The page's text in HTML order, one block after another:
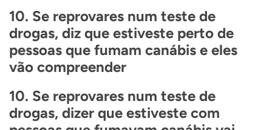
10. Se reprovares num teste de
drogas, diz que estiveste perto de
pessoas que fumam canábis e eles
vão compreender
10. Se reprovares num teste de
drogas, dizer que estiveste com